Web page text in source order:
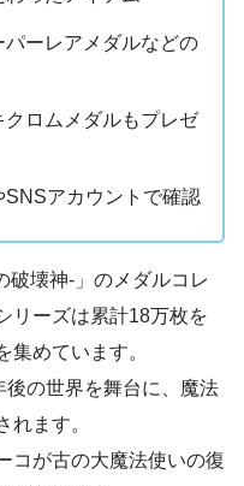
ーレアメダルなどの
ロムメダルもプレゼ
アカウントで確認
破壊神-」のメダルコレ
リーズは累計18万枚を
集めています。
の世界を舞台に、魔法
れます。
コが古の大魔法使いの復